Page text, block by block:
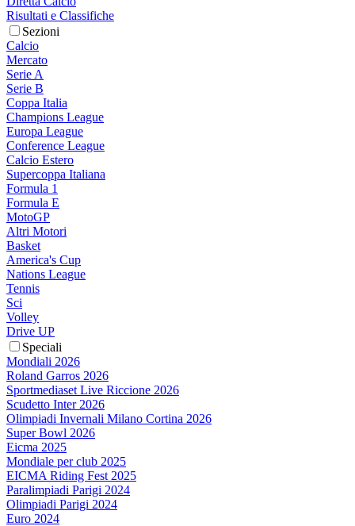
Risultati e Classifiche
Sezioni
Calcio
Mercato
Serie A
Serie B
Coppa Italia
Champions League
Europa League
Conference League
Calcio Estero
Supercoppa Italiana
Formula 1
Formula E
MotoGP
Altri Motori
Basket
America's Cup
Nations League
Tennis
Sci
Volley
Drive UP
Speciali
Mondiali 2026
Roland Garros 2026
Sportmediaset Live Riccione 2026
Scudetto Inter 2026
Olimpiadi Invernali Milano Cortina 2026
Super Bowl 2026
Eicma 2025
Mondiale per club 2025
EICMA Riding Fest 2025
Paralimpiadi Parigi 2024
Olimpiadi Parigi 2024
Euro 2024